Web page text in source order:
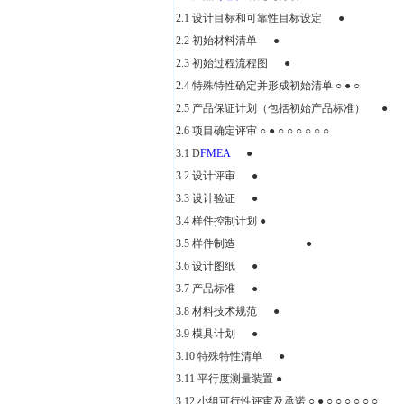
2.1 设计目标和可靠性目标设
2.2 初始材料清单 ●
2.3 初始过程流程图 ●
2.4 特殊特性确定并形成初始清单 ○ ●
2.5 产品保证计划（包括初始产
2.6 项目确定评审 ○ ● ○ ○ ○ ○ ○ ○
3.1 DFMEA●
3.2 设计评审 ●
3.3 设计验证 ●
3.4 样件控制计划 ●
3.5 样件制造 ●
3.6 设计图纸 ●
3.7 产品标准 ●
3.8 材料技术规范 ●
3.9 模具计划 ●
3.10 特殊特性清单 ●
3.11 平行度测量装置 ●
3.12 小组可行性评审及承诺 ○ ● ○ ○ ○ ○ ○ ○